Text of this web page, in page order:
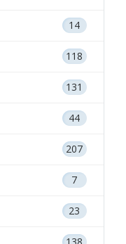
14
118
131
44
207
7
23